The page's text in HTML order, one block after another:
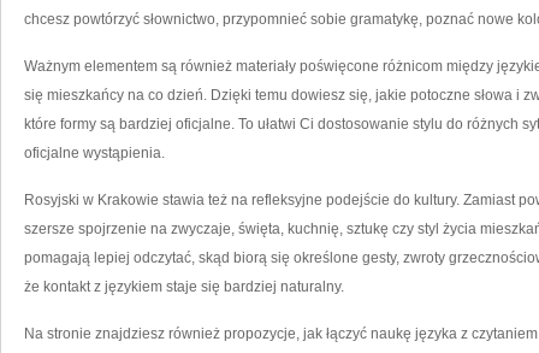
chcesz powtórzyć słownictwo, przypomnieć sobie gramatykę, poznać nowe
Ważnym elementem są również materiały poświęcone różnicom między
się mieszkańcy na co dzień. Dzięki temu dowiesz się, jakie potoczne słowa i
które formy są bardziej oficjalne. To ułatwi Ci dostosowanie stylu do różnych
oficjalne wystąpienia.
Rosyjski w Krakowie stawia też na refleksyjne podejście do kultury. Zamiast
szersze spojrzenie na zwyczaje, święta, kuchnię, sztukę czy styl życia
pomagają lepiej odczytać, skąd biorą się określone gesty, zwroty
że kontakt z językiem staje się bardziej naturalny.
Na stronie znajdziesz również propozycje, jak łączyć naukę języka z